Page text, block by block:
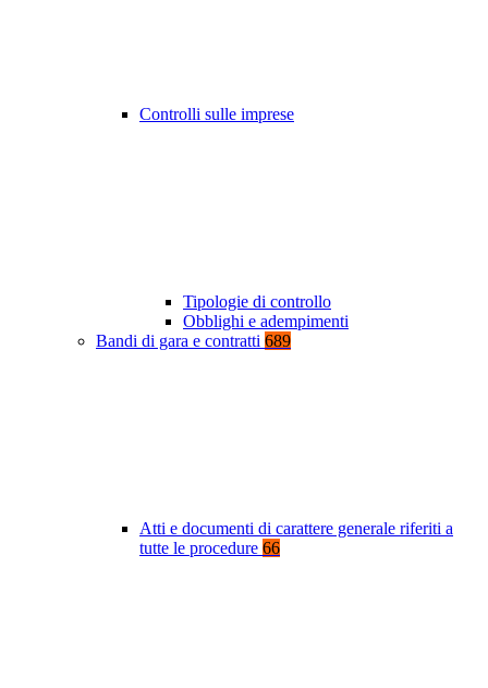
Controlli sulle imprese
Tipologie di controllo
Obblighi e adempimenti
Bandi di gara e contratti 689
Atti e documenti di carattere generale riferiti a
tutte le procedure 66